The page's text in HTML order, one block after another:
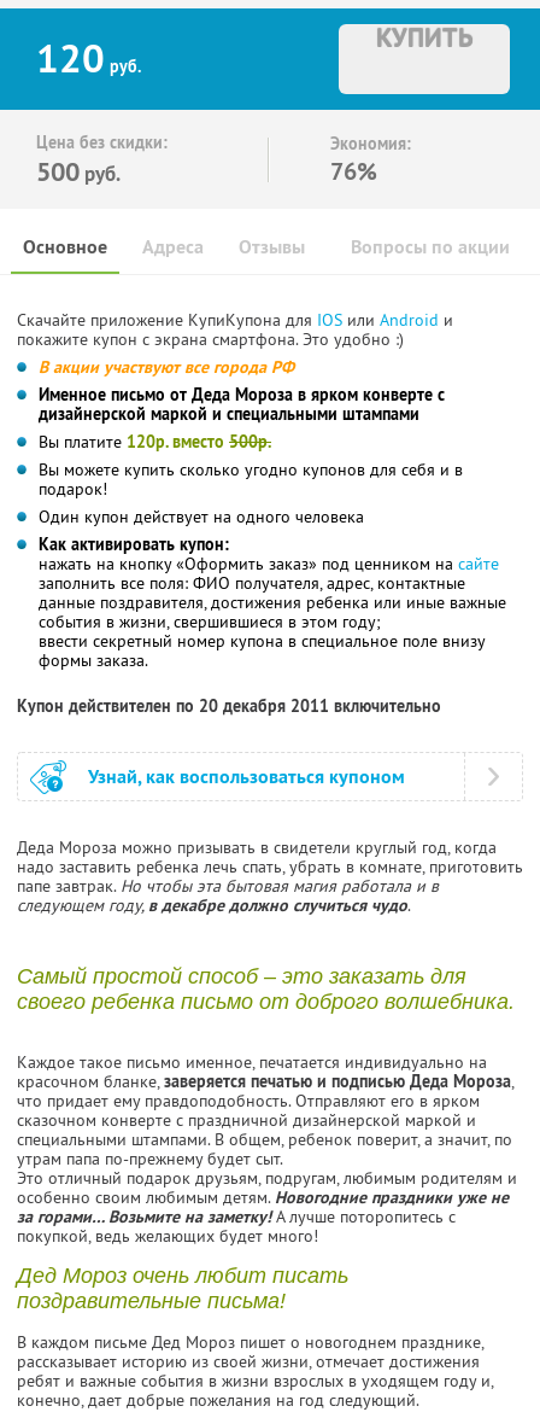
120 руб.
КУПИТЬ
Цена без скидки:
500 руб.
Экономия:
76%
Основное Отзывы Вопросы по акции
Адреса
Скачайте приложение КупиКупона для IOS или Android и
покажите купон с экрана смартфона. Это удобно :)
В акции участвуют все города РФ
Именное письмо от Деда Мороза в ярком конверте с
дизайнерской маркой и специальными штампами
Вы платите 120р. вместо 500р.
Вы можете купить сколько угодно купонов для себя и в
подарок!
Один купон действует на одного человека
Как активировать купон:
нажать на кнопку «Оформить заказ» под ценником на сайте
заполнить все поля: ФИО получателя, адрес, контактные
данные поздравителя, достижения ребенка или иные важные
события в жизни, свершившиеся в этом году;
ввести секретный номер купона в специальное поле внизу
формы заказа.
Купон действителен по 20 декабря 2011 включительно
Узнай, как воспользоваться купоном
Деда Мороза можно призывать в свидетели круглый год, когда
надо заставить ребенка лечь спать, убрать в комнате, приготовить
папе завтрак. Но чтобы эта бытовая магия работала и в
следующем году, в декабре должно случиться чудо.
Самый простой способ – это заказать для
своего ребенка письмо от доброго волшебника.
Каждое такое письмо именное, печатается индивидуально на
красочном бланке,заверяется печатью и подписью Деда Мороза,
что придает ему правдоподобность. Отправляют его в ярком
сказочном конверте с праздничной дизайнерской маркой и
специальными штампами. В общем, ребенок поверит, а значит, по
утрам папа по-прежнему будет сыт.
Это отличный подарок друзьям, подругам, любимым родителям и
особенно своим любимым детям. Новогодние праздники уже не
за горами… Возьмите на заметку!А лучше поторопитесь с
покупкой, ведь желающих будет много!
Дед Мороз очень любит писать
поздравительные письма!
В каждом письме Дед Мороз пишет о новогоднем празднике,
рассказывает историю из своей жизни, отмечает достижения
ребят и важные события в жизни взрослых в уходящем году и,
конечно, дает добрые пожелания на год следующий.